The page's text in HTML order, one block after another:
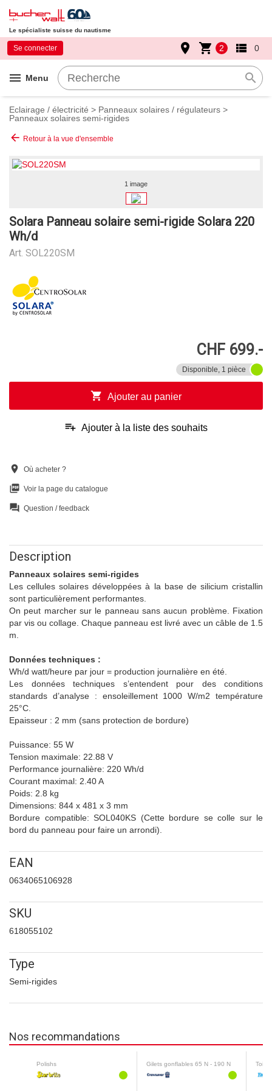
Le spécialiste suisse du nautisme
menu Menu search
Se connecter place shopping_cart 2 view_list 0
Eclairage / électricité > Panneaux solaires / régulateurs >
Panneaux solaires semi-rigides
arrow_back Retour à la vue d'ensemble
1 image
Solara Panneau solaire semi-rigide Solara 220
Wh/d
Art. SOL220SM
CHF 699.-
Disponible, 1 pièce
shopping_cart Ajouter au panier
playlist_add Ajouter à la liste des souhaits
location_on Où acheter ?
picture_as_pdf Voir la page du catalogue
question_answer Question / feedback
Description
Panneaux solaires semi-rigides
Les cellules solaires développées à la base de silicium cristallin
sont particulièrement performantes.
On peut marcher sur le panneau sans aucun problème. Fixation
par vis ou collage. Chaque panneau est livré avec un câble de 1.5
m.
Données techniques :
Wh/d watt/heure par jour = production journalière en été.
Les données techniques s’entendent pour des conditions
standards d’analyse : ensoleillement 1000 W/m2 température
25°C.
Epaisseur : 2 mm (sans protection de bordure)
Puissance: 55 W
Tension maximale: 22.88 V
Performance journalière: 220 Wh/d
Courant maximal: 2.40 A
Poids: 2.8 kg
Dimensions: 844 x 481 x 3 mm
Bordure compatible: SOL040KS (Cette bordure se colle sur le
bord du panneau pour faire un arrondi).
EAN
0634065106928
SKU
618055102
Type
Semi-rigides
Nos recommandations
Polishs Gilets gonflables 65 N - 190 N